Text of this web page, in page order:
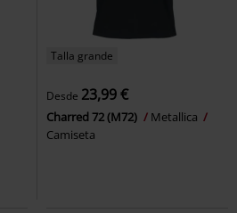
Talla grande
Desde 23,99 €
Charred 72 (M72)
Metallica
Camiseta